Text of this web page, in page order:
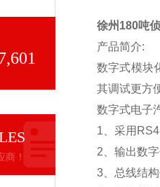
！
徐州180吨
产品简介:
数字式模块
其调试更方
数字式电子
1 、采用
2 、输出数
3 、总线结